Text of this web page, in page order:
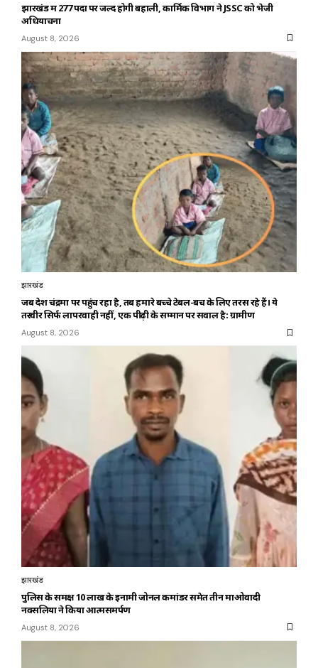
झारखंड में 277 पदों पर जल्द होगी बहाली, कार्मिक विभाग ने JSSC को भेजी
अधियाचना
August 8, 2026
झारखंड
जब देश चंद्रमा पर पहुंच रहा है, तब हमारे बच्चे टेबल-बेंच के लिए तरस रहे हैं। ये
तस्वीर सिर्फ लापरवाही नहीं, एक पीढ़ी के सम्मान पर सवाल है: ग्रामीण
August 8, 2026
झारखंड
पुलिस के समक्ष 10 लाख के इनामी जोनल कमांडर समेत तीन माओवादी
नक्सलियों ने किया आत्मसमर्पण
August 8, 2026